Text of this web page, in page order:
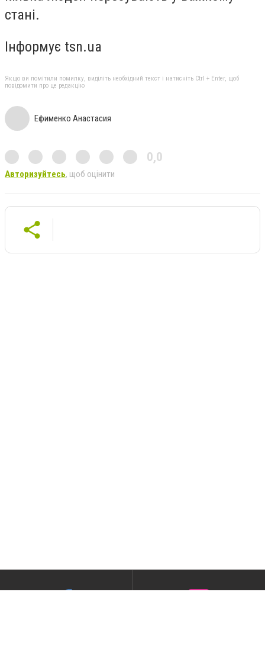
стані.
Інформує tsn.ua
Якщо ви помітили помилку, виділіть необхідний текст і натисніть Ctrl + Enter, щоб
повідомити про це редакцію
Ефименко Анастасия
0,0
Авторизуйтесь, щоб оцінити